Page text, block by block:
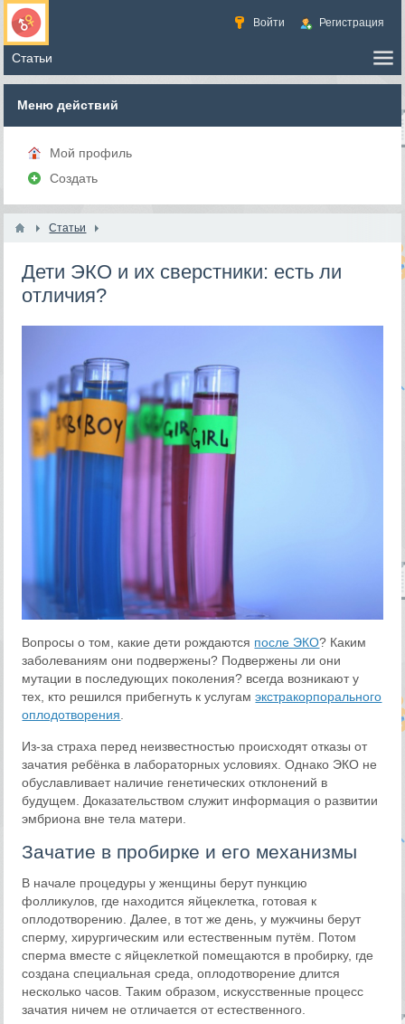
Войти Регистрация
Меню действий
Мой профиль
Создать
Статьи
Дети ЭКО и их сверстники: есть ли
отличия?
Вопросы о том, какие дети рождаются после ЭКО? Каким
заболеваниям они подвержены? Подвержены ли они
мутации в последующих поколения? всегда возникают у
тех, кто решился прибегнуть к услугамэкстракорпорального
оплодотворения
Из-за страха перед неизвестностью происходят отказы от
зачатия ребёнка в лабораторных условиях. Однако ЭКО не
обуславливает наличие генетических отклонений в
будущем. Доказательством служит информация о развитии
эмбриона вне тела матери.
Зачатие в пробирке и его механизмы
В начале процедуры у женщины берут пункцию
фолликулов, где находится яйцеклетка, готовая к
оплодотворению. Далее, в тот же день, у мужчины берут
сперму, хирургическим или естественным путём. Потом
сперма вместе с яйцеклеткой помещаются в пробирку, где
создана специальная среда, оплодотворение длится
несколько часов. Таким образом, искусственные процесс
зачатия ничем не отличается от естественного.